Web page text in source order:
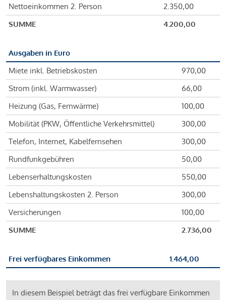
Nettoeinkommen 2. Person
2.350,00
SUMME
4.200,00
Ausgaben in Euro
Miete inkl. Betriebskosten
970,00
Strom (inkl. Warmwasser)
66,00
Heizung (Gas, Fernwärme)
100,00
Mobilität (PKW, Öffentliche Verkehrsmittel)
300,00
Telefon, Internet, Kabelfernsehen
300,00
Rundfunkgebühren
50,00
Lebenserhaltungskosten
550,00
Lebenshaltungskosten 2. Person
300,00
Versicherungen
100,00
SUMME
2.736,00
Frei verfügbares Einkommen 1.464,00
In diesem Beispiel beträgt das frei verfügbare Einkommen